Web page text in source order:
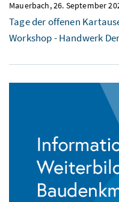
Mauerbach,26. September
Tage der offenen
Workshop - Handwerk